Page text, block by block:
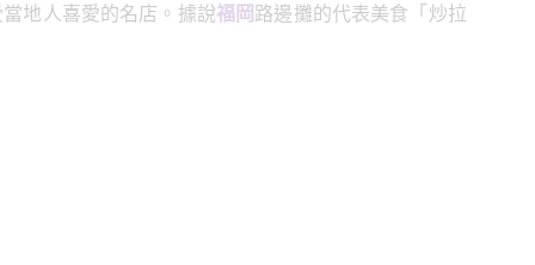
地人喜愛的名店。據說福岡 路邊攤的代表美食「炒拉